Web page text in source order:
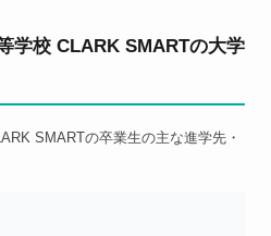
学校 CLARK SMARTの大学
SMARTの卒業生の主な進学先・